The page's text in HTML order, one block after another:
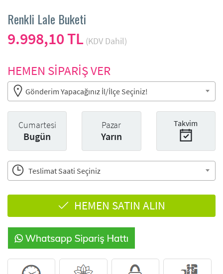
Renkli Lale Buketi
9.998,10 TL (KDV Dahil)
HEMEN SİPARİŞ VER
Gönderim Yapacağınız İl/İlçe Seçiniz!
Cumartesi
Bugün
Pazar
Yarın
Takvim
Teslimat Saati Seçiniz
HEMEN SATIN ALIN